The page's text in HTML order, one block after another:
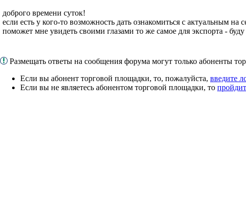
доброго времени суток!
если есть у кого-то возможность дать ознакомиться с актуальным
поможет мне увидеть своими глазами то же самое для экспорта - буду
Размещать ответы на сообщения форума могут только абоненты
Если вы абонент торговой площадки, то, пожалуйста, введите
Если вы не являетесь абонентом торговой площадки, то